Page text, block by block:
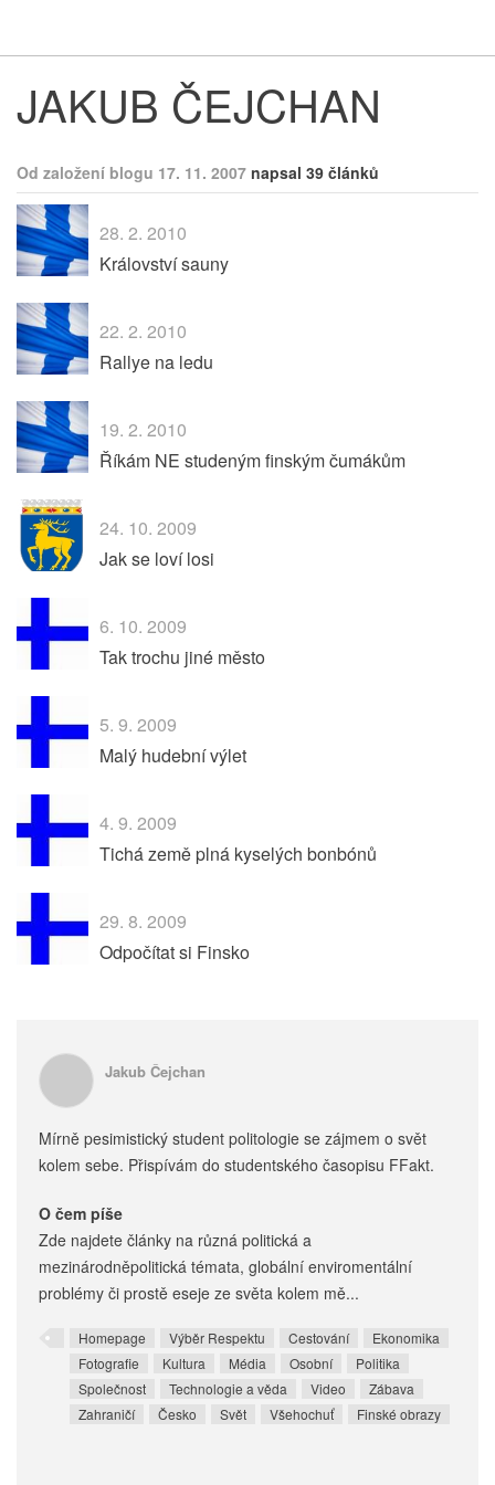
JAKUB ČEJCHAN
Od založení blogu 17. 11. 2007 napsal 39 článků
28. 2. 2010
Království sauny
22. 2. 2010
Rallye na ledu
19. 2. 2010
Říkám NE studeným finským čumákům
24. 10. 2009
Jak se loví losi
6. 10. 2009
Tak trochu jiné město
5. 9. 2009
Malý hudební výlet
4. 9. 2009
Tichá země plná kyselých bonbónů
29. 8. 2009
Odpočítat si Finsko
Jakub Čejchan
Mírně pesimistický student politologie se zájmem o svět
kolem sebe. Přispívám do studentského časopisu FFakt.
O čem píše
Zde najdete články na různá politická a
mezinárodněpolitická témata, globální enviromentální
problémy či prostě eseje ze světa kolem mě...
Homepage Výběr Respektu Cestování
Ekonomika
Fotografie
Kultura Média Osobní
Politika
Společnost
Technologie a věda Video
Zábava
Zahraničí
Česko Svět Všehochuť Finské obrazy